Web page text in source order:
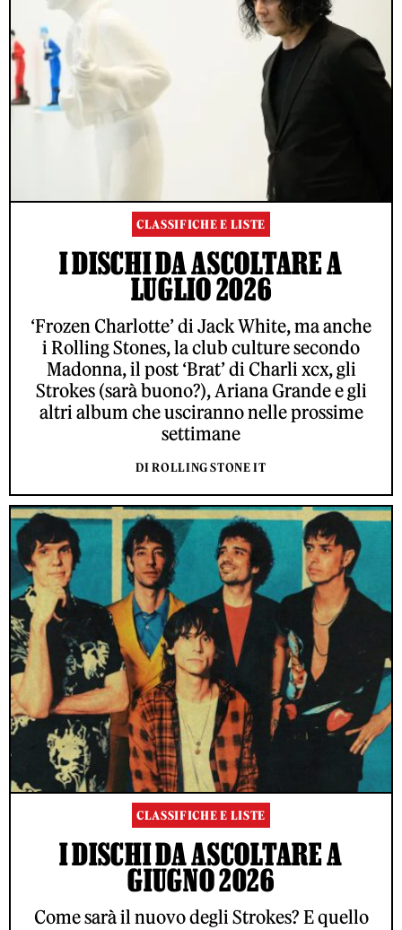
CLASSIFICHE E LISTE
I DISCHI DA ASCOLTARE A
LUGLIO 2026
‘Frozen Charlotte’ di Jack White, ma anche
i Rolling Stones, la club culture secondo
Madonna, il post ‘Brat’ di Charli xcx, gli
Strokes (sarà buono?), Ariana Grande e gli
altri album che usciranno nelle prossime
settimane
DI ROLLING STONE IT
CLASSIFICHE E LISTE
I DISCHI DA ASCOLTARE A
GIUGNO 2026
Come sarà il nuovo degli Strokes? E quello